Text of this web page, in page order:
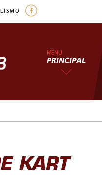
MENU
PRINCIPAL
KART